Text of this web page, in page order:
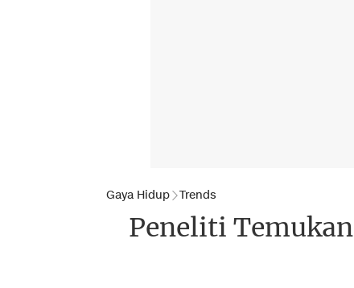
Gaya Hidup Trends
Peneliti